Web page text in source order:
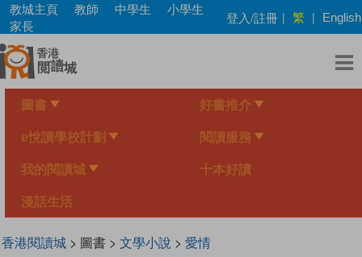
Skip
main
content
教城主頁 教師 中學生
小學生
家長
登入/註冊 | 繁 | English
圖書 好書推介
e悅讀學校計劃 閱讀服務
我的閱讀城 十本好讀
漫話生活
香港閱讀城> 圖書 > 文學小說 > 愛情